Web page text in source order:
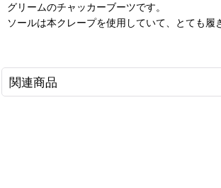
グリームのチャッカーブーツです。
ソールは本クレープを使用していて、とても履
関連商品